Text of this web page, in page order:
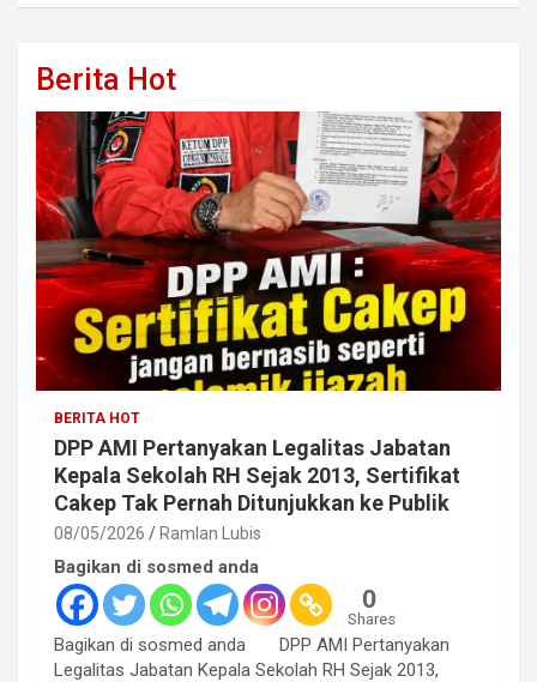
Berita Hot
BERITA HOT
DPP AMI Pertanyakan Legalitas Jabatan
Kepala Sekolah RH Sejak 2013, Sertifikat
Cakep Tak Pernah Ditunjukkan ke Publik
08/05/2026 Ramlan Lubis
Bagikan di sosmed anda
0
Shares
Bagikan di sosmed anda DPP AMI Pertanyakan
Legalitas Jabatan Kepala Sekolah RH Sejak 2013,